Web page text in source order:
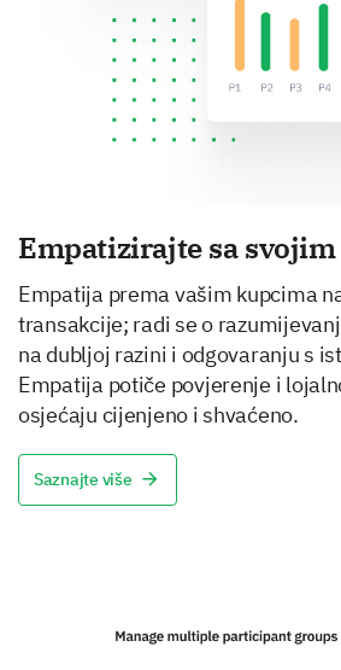
Empatizirajte sa
Empatija prema vašim kupcima
transakcije; radi se o
na dubljoj razini i odgovaranju s
Empatija potiče povjerenje i
osjećaju cijenjeno i shvaćeno.
Saznajte više